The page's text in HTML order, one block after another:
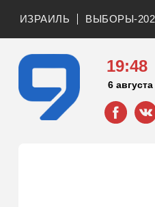
ИЗРАИЛЬ ВЫБОРЫ-
19:48
6